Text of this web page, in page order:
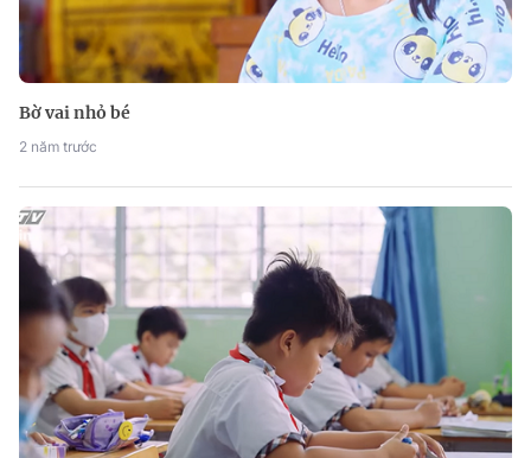
Bờ vai nhỏ bé
2 năm trước